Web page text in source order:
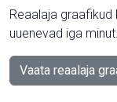
Reaalaja graafikud
uuenevad iga minut.
Vaata reaalaja